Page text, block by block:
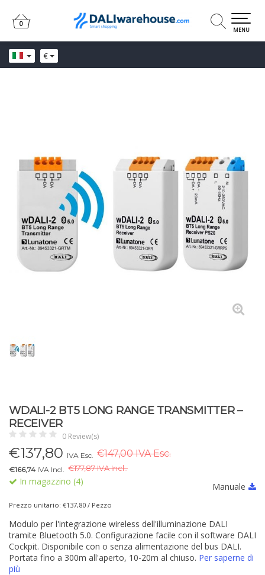
€
0
0
MENU
WDALI-2 BT5 LONG RANGE TRANSMITTER –
RECEIVER
0 Review(s)
€137,80 IVA Esc. €147,00 IVA Esc.
€166,74 IVA Incl. €177,87 IVA Incl..
In magazzino (4) Manuale
Prezzo unitario: €137,80 / Pezzo
Modulo per l'integrazione wireless dell'illuminazione DALI
tramite Bluetooth 5.0. Configurazione facile con il software DALI
Cockpit. Disponibile con o senza alimentazione del bus DALI.
Portata fino a 300m all'aperto, 10-20m al chiuso. Per saperne di
più